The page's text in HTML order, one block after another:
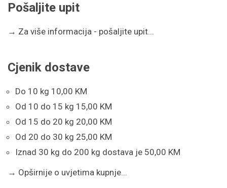
količina
Pošaljite upit
→ Za više informacija - pošaljite upit...
Cjenik dostave
Do 10 kg 10,00 KM
Od 10 do 15 kg 15,00 KM
Od 15 do 20 kg 20,00 KM
Od 20 do 30 kg 25,00 KM
Iznad 30 kg do 200 kg dostava je 50,00 KM
→ Opširnije o uvjetima kupnje...